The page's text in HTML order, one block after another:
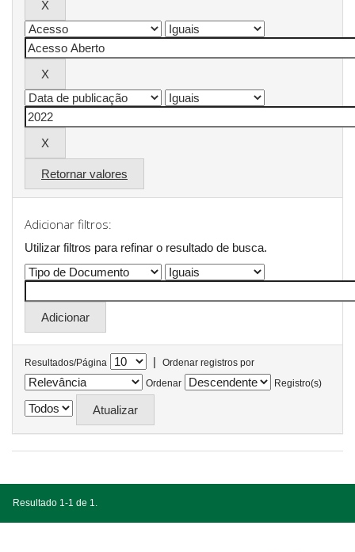
Retornar valores
Adicionar filtros:
Utilizar filtros para refinar o resultado de busca.
Resultados/Página |
Ordenar registros por
Ordenar
Registro(s)
Resultado 1-1 de 1.